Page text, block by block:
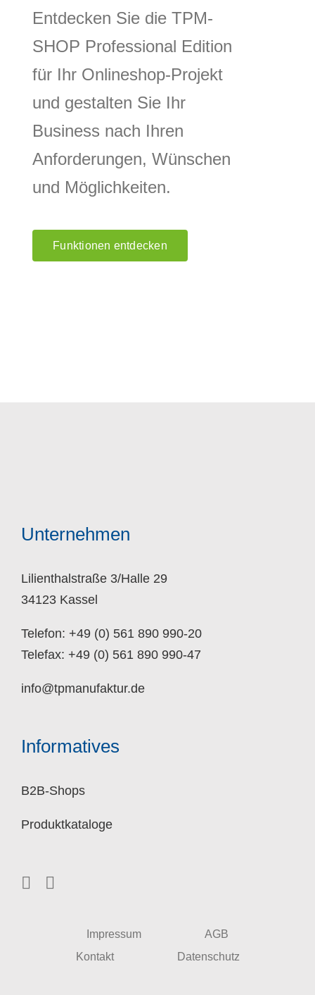
Entdecken Sie die TPM-
SHOP Professional Edition
für Ihr Onlineshop-Projekt
und gestalten Sie Ihr
Business nach Ihren
Anforderungen, Wünschen
und Möglichkeiten.
Funktionen entdecken
Unternehmen
Lilienthalstraße 3/Halle 29
34123 Kassel
Telefon: +49 (0) 561 890 990-20
Telefax: +49 (0) 561 890 990-47
info@tpmanufaktur.de
Informatives
B2B-Shops
Produktkataloge
Impressum
AGB
Kontakt
Datenschutz